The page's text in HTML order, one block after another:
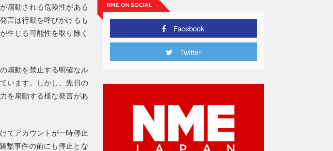
扇動される危険性がある
言は行動を呼びかけるも
生じる可能性を取り除く
扇動を禁止する明確なル
います。しかし、先日の
を扇動する様な発言があ
てアカウントが一時停止
撃事件の前にも停止とな
Facebook
Twitter